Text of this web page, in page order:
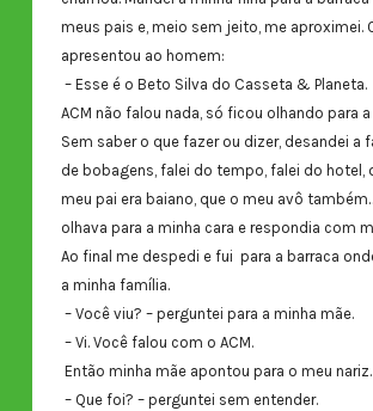
meus pais e, meio sem jeito, me aproximei.
apresentou ao homem:
– Esse é o Beto Silva do Casseta & Planeta.
ACM não falou nada, só ficou olhando para a
Sem saber o que fazer ou dizer, desandei a
de bobagens, falei do tempo, falei do hotel,
meu pai era baiano, que o meu avô
olhava para a minha cara e respondia com
Ao final me despedi e fui para a barraca
a minha família.
– Você viu? – perguntei para a minha mãe.
– Vi. Você falou com o ACM.
Então minha mãe apontou para o meu nariz.
– Que foi? – perguntei sem entender.